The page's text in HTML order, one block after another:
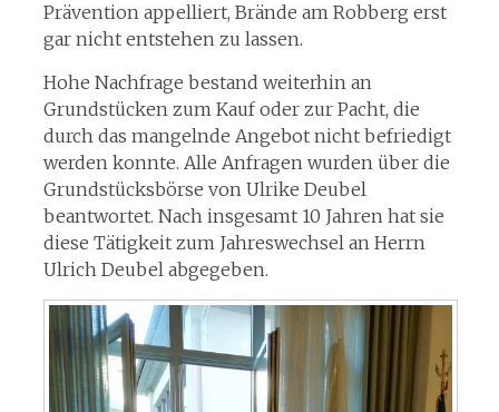
Prävention appelliert, Brände am Robberg erst
gar nicht entstehen zu lassen.
Hohe Nachfrage bestand weiterhin an
Grundstücken zum Kauf oder zur Pacht, die
durch das mangelnde Angebot nicht befriedigt
werden konnte. Alle Anfragen wurden über die
Grundstücksbörse von Ulrike Deubel
beantwortet. Nach insgesamt 10 Jahren hat sie
diese Tätigkeit zum Jahreswechsel an Herrn
Ulrich Deubel abgegeben.